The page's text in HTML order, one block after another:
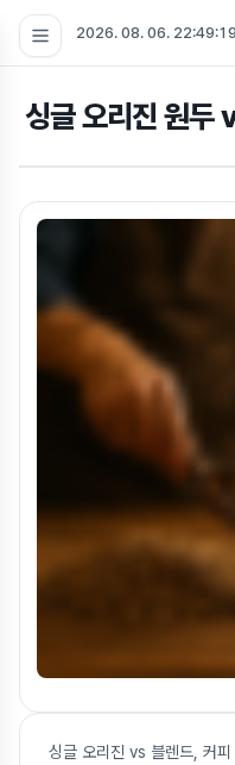
2026. 08. 06. 22:49:20
싱글 오리진 원두
싱글 오리진 vs 블렌드, 커